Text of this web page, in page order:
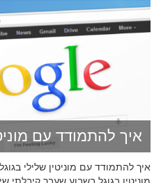
איך להתמודד עם
איך להתמודד עם מוניטין שלילי
מוניטין בגוגל בשבוע שעבר קיבלתי